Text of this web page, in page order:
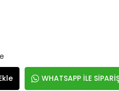
WHATSAPP İLE